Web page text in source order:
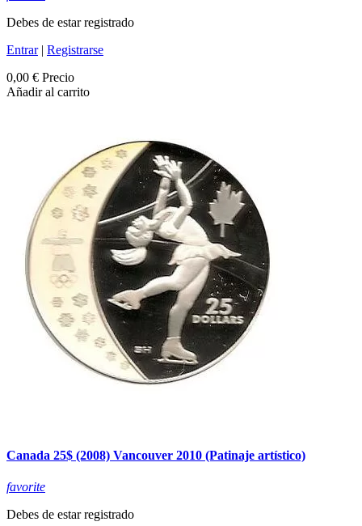
Debes de estar registrado
Entrar| Registrarse
0,00 € Precio
Añadir al carrito
Canada 25$ (2008) Vancouver 2010 (Patinaje artístico)
favorite
Debes de estar registrado